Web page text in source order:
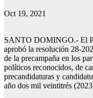
Oct 19, 2021
SANTO DOMINGO.- El
aprobó la resolución 28-
de la precampaña en los
políticos reconocidos, de
precandidaturas y
año dos mil veintitrés